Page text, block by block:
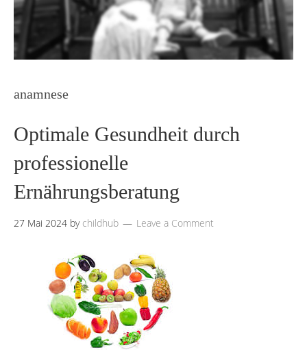
anamnese
Optimale Gesundheit durch
professionelle
Ernährungsberatung
27 Mai 2024 by childhub Leave a Comment